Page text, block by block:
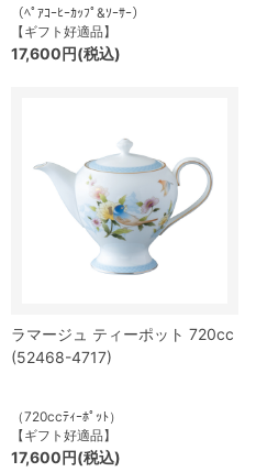
（ﾍﾟｱｺｰﾋｰｶｯﾌﾟ&ｿｰｻｰ）
【ギフト好適品】
17,600円(税込)
ラマージュ ティーポット 720cc
(52468-4717)
（720ccﾃｨｰﾎﾟｯﾄ）
【ギフト好適品】
17,600円(税込)